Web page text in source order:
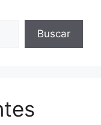
Buscar